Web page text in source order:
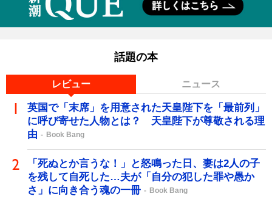
話題の本
レビュー ニュース
英国で「末席」を用意された天皇陛下を「最前列」
に呼び寄せた人物とは？ 天皇陛下が尊敬される理
由
Book Bang
「死ぬとか言うな！」と怒鳴った日、妻は2人の子
を残して自死した…夫が「自分の犯した罪や愚か
さ」に向き合う魂の一冊
Book Bang